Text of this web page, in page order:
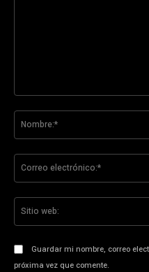
Guardar mi nombre, correo
próxima vez que comente.